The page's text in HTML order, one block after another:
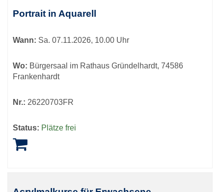
Portrait in Aquarell
Wann: Sa. 07.11.2026, 10.00 Uhr
Wo: Bürgersaal im Rathaus Gründelhardt, 74586
Frankenhardt
Nr.: 26220703FR
Status: Plätze frei